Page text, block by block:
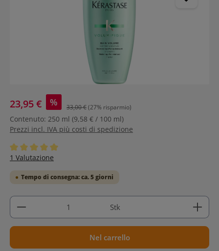
23,95 € % 33,00 €(27% risparmio)
Contenuto: 250 ml (9,58 € / 100 ml)
Prezzi incl. IVA più costi di spedizione
Valutazione media di 5 su 5 stelle
1 Valutazione
Tempo di consegna: ca. 5 giorni
Quantità del prodotto: inserisci la quantità
Stk
Nel carrello